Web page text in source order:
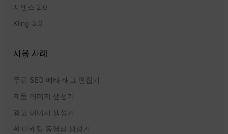
시댄스 2.0
Kling 3.0
사용 사례
무료 SEO 메타 태그 편집기
제품 이미지 생성기
광고 이미지 생성기
AI 마케팅 동영상 생성기